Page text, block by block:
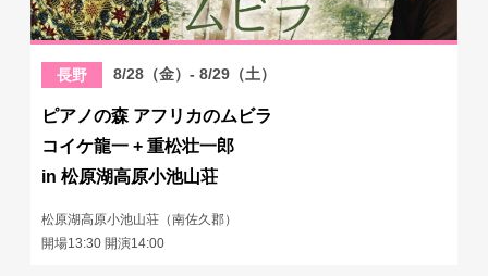
長野 8/28（金）- 8/29（土）
ピアノの森 アフリカのムビラ
コイケ龍一 + 重松壮一郎
in 松原湖高原小池山荘
松原湖高原小池山荘（南佐久郡）
開場13:30 開演14:00